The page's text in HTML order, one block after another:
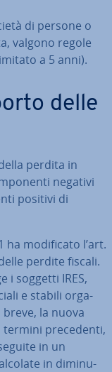
di persone o
valgono regole
a 5 anni).
delle
perdita in
negativi
positivi di
ha mo­di­fi­ca­to l’art.
perdite fiscali.
i soggetti IRES,
e stabili or­ga­
la nuova
termini pre­ce­den­ti,
in un
in di­mi­nu­